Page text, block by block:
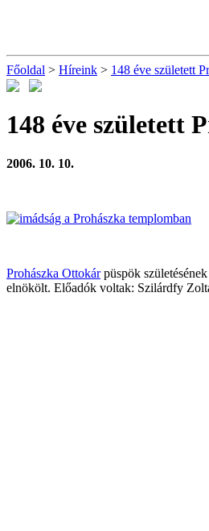
Főoldal > Híreink > 148 éve született
148 éve született
2006. 10. 10.
Prohászka Ottokárpüspök
elnökölt. Előadók voltak: Szilárdfy